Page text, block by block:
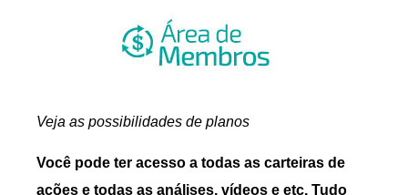
Veja as possibilidades de planos
Você pode ter acesso a todas as carteiras de
ações e todas as análises, vídeos e etc, Tudo